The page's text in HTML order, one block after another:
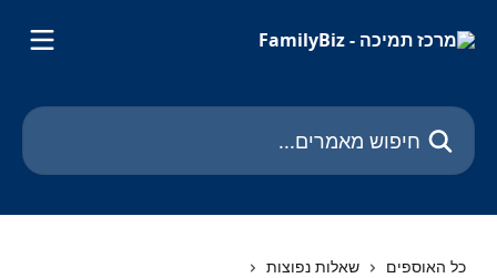
חיפוש מאמרים...
כל האוספים
שאלות נפוצות